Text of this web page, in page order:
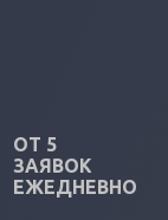
ОТ 5
ЗАЯВОК
ЕЖЕДНЕВНО